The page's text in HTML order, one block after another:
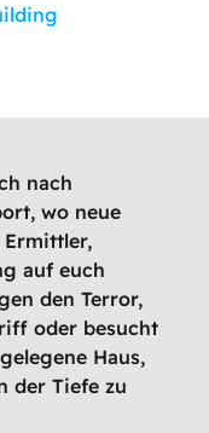
nach
wo neue
Ermittler,
auf euch
den Terror,
oder besucht
Haus,
der Tiefe zu